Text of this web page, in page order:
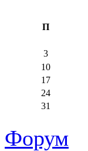
П
3
10
17
24
31
Форум